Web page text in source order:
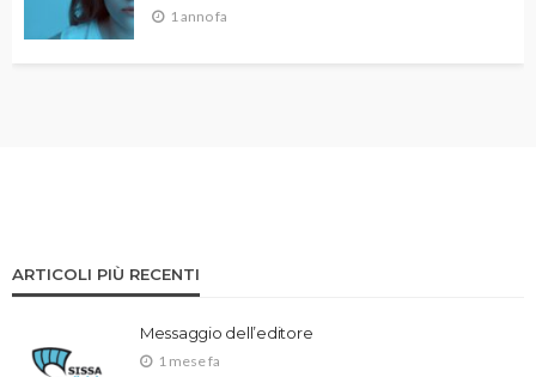
1 anno fa
ARTICOLI PIÙ RECENTI
Messaggio dell’editore
1 mese fa